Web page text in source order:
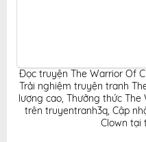
Đọc truyện The Warrior Of
Trải nghiệm truyện tranh
lượng cao, Thưởng thức The
trên truyentranh3q, Cập
Clown tại